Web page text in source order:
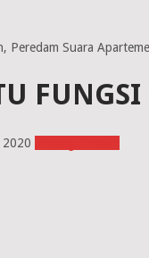
Peredam Suara
2020